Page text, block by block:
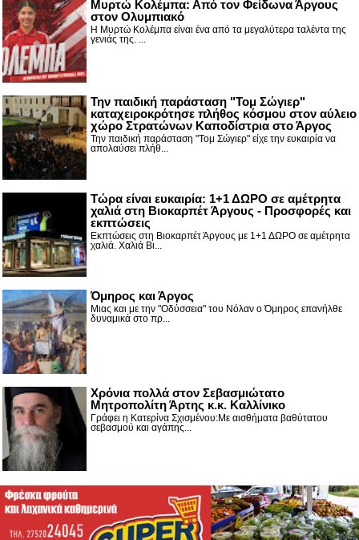
Μυρτώ Κολέμπα: Από τον Φείδωνα Άργους
στον Ολυμπιακό
Η Μυρτώ Κολέμπα είναι ένα από τα μεγαλύτερα ταλέντα της
γενιάς της. ...
Την παιδική παράσταση "Τομ Σώγιερ"
καταχειροκρότησε πλήθος κόσμου στον αύλειο
χώρο Στρατώνων Καποδίστρια στο Άργος
Την παιδική παράσταση "Τομ Σώγιερ" είχε την ευκαιρία να
απολαύσει πλήθ...
Τώρα είναι ευκαιρία: 1+1 ΔΩΡΟ σε αμέτρητα
χαλιά στη Βιοκαρπέτ Άργους - Προσφορές και
εκπτώσεις
Εκπτώσεις στη Βιοκαρπέτ Άργους με 1+1 ΔΩΡΟ σε αμέτρητα
χαλιά. Χαλιά Βι...
Όμηρος και Άργος
Μιας και με την "Οδύσσεια" του Νόλαν ο Όμηρος επανήλθε
δυναμικά στο πρ...
Χρόνια πολλά στον Σεβασμιώτατο
Μητροπολίτη Άρτης κ.κ. Καλλίνικο
Γράφει η Κατερίνα Σχισμένου:Με αισθήματα βαθύτατου
σεβασμού και αγάπης...